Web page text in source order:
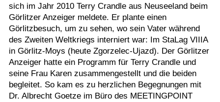
sich im Jahr 2010 Terry Crandle aus Neuseeland beim
Görlitzer Anzeiger meldete. Er plante einen
Görlitzbesuch, um zu sehen, wo sein Vater während
des Zweiten Weltkriegs interniert war: Im StaLag VIIIA
in Görlitz-Moys (heute Zgorzelec-Ujazd). Der Görlitzer
Anzeiger hatte ein Programm für Terry Crandle und
seine Frau Karen zusammengestellt und die beiden
begleitet. So kam es zu herzlichen Begegnungen mit
Dr. Albrecht Goetze im Büro des MEETINGPOINT